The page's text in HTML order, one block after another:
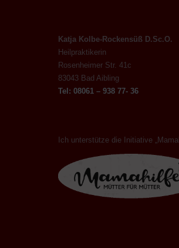
Katja Kolbe-Rockensüß D.Sc.O.
Heilpraktikerin
Rosenheimer Str. 41c
83043 Bad Aibling
Tel: 08061 – 938 77- 36
Ich unterstütze die Initiative